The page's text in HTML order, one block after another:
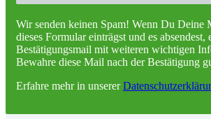
Wir senden keinen Spam! Wenn Du Deine
dieses Formular einträgst und es absendest,
Bestätigungsmail mit weiteren wichtigen
Bewahre diese Mail nach der Bestätigung
Erfahre mehr in unserer